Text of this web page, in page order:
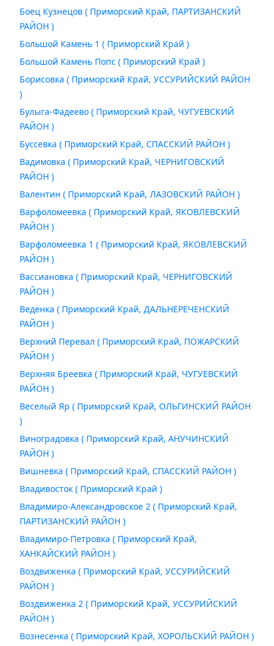
Боец Кузнецов ( Приморский Край, ПАРТИЗАНСКИЙ
РАЙОН )
Большой Камень 1 ( Приморский Край )
Большой Камень Попс ( Приморский Край )
Борисовка ( Приморский Край, УССУРИЙСКИЙ РАЙОН
)
Булыга-Фадеево ( Приморский Край, ЧУГУЕВСКИЙ
РАЙОН )
Буссевка ( Приморский Край, СПАССКИЙ РАЙОН )
Вадимовка ( Приморский Край, ЧЕРНИГОВСКИЙ
РАЙОН )
Валентин ( Приморский Край, ЛАЗОВСКИЙ РАЙОН )
Варфоломеевка ( Приморский Край, ЯКОВЛЕВСКИЙ
РАЙОН )
Варфоломеевка 1 ( Приморский Край, ЯКОВЛЕВСКИЙ
РАЙОН )
Вассиановка ( Приморский Край, ЧЕРНИГОВСКИЙ
РАЙОН )
Веденка ( Приморский Край, ДАЛЬНЕРЕЧЕНСКИЙ
РАЙОН )
Верхний Перевал ( Приморский Край, ПОЖАРСКИЙ
РАЙОН )
Верхняя Бреевка ( Приморский Край, ЧУГУЕВСКИЙ
РАЙОН )
Веселый Яр ( Приморский Край, ОЛЬГИНСКИЙ РАЙОН
)
Виноградовка ( Приморский Край, АНУЧИНСКИЙ
РАЙОН )
Вишневка ( Приморский Край, СПАССКИЙ РАЙОН )
Владивосток ( Приморский Край )
Владимиро-Александровское 2 ( Приморский Край,
ПАРТИЗАНСКИЙ РАЙОН )
Владимиро-Петровка ( Приморский Край,
ХАНКАЙСКИЙ РАЙОН )
Воздвиженка ( Приморский Край, УССУРИЙСКИЙ
РАЙОН )
Воздвиженка 2 ( Приморский Край, УССУРИЙСКИЙ
РАЙОН )
Вознесенка ( Приморский Край, ХОРОЛЬСКИЙ РАЙОН )